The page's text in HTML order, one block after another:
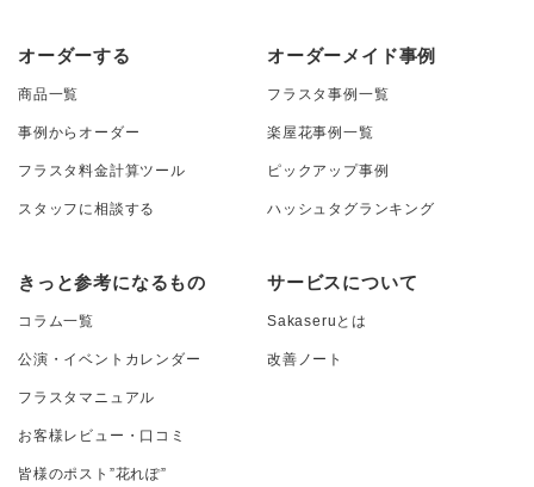
オーダーする
商品一覧
事例からオーダー
フラスタ料金計算ツール
スタッフに相談する
オーダーメイド事例
フラスタ事例一覧
楽屋花事例一覧
ピックアップ事例
ハッシュタグランキング
きっと参考になるもの
コラム一覧
公演・イベントカレンダー
フラスタマニュアル
お客様レビュー・口コミ
皆様のポスト”花れぽ”
サービスについて
Sakaseruとは
改善ノート